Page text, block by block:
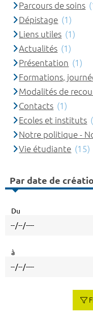
Parcours de soins
Dépistage (1)
Liens utiles (1)
Actualités (1)
Présentation (1)
Formations,
Modalités de
Contacts (1)
Ecoles et instituts
Notre politique -
Vie étudiante (15)
Par date de
Du
à